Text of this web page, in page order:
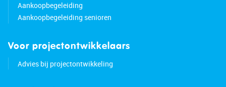
Aankoopbegeleiding
Aankoopbegeleiding senioren
Voor projectontwikkelaars
Advies bij projectontwikkeling